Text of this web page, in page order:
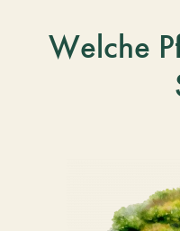
Welche